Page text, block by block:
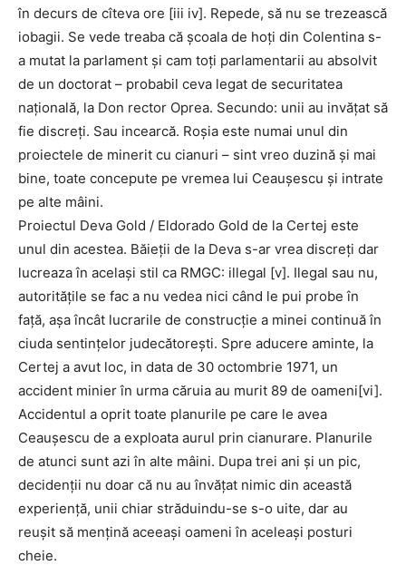
în decurs de cîteva ore [iii iv]. Repede, să nu se trezească
iobagii. Se vede treaba că școala de hoți din Colentina s-
a mutat la parlament și cam toți parlamentarii au absolvit
de un doctorat – probabil ceva legat de securitatea
națională, la Don rector Oprea. Secundo: unii au invățat să
fie discreți. Sau incearcă. Roșia este numai unul din
proiectele de minerit cu cianuri – sint vreo duzină și mai
bine, toate concepute pe vremea lui Ceaușescu și intrate
pe alte mâini.
Proiectul Deva Gold / Eldorado Gold de la Certej este
unul din acestea. Băieții de la Deva s-ar vrea discreți dar
lucreaza în același stil ca RMGC: illegal [v]. Ilegal sau nu,
autoritățile se fac a nu vedea nici când le pui probe în
față, așa încât lucrarile de construcție a minei continuă în
ciuda sentințelor judecătorești. Spre aducere aminte, la
Certej a avut loc, in data de 30 octombrie 1971, un
accident minier în urma căruia au murit 89 de oameni[vi].
Accidentul a oprit toate planurile pe care le avea
Ceaușescu de a exploata aurul prin cianurare. Planurile
de atunci sunt azi în alte mâini. Dupa trei ani și un pic,
decidenții nu doar că nu au învățat nimic din această
experiență, unii chiar străduindu-se s-o uite, dar au
reușit să mențină aceeași oameni în aceleași posturi
cheie.